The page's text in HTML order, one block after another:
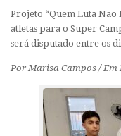
Projeto “Quem Luta
atletas para o Super
será disputado entre os
Por Marisa Campos / Em